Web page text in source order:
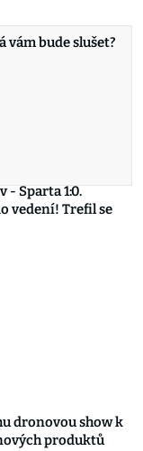
vám bude slušet?
- Sparta 1:0.
vedení! Trefil se
dronovou show k
produktů